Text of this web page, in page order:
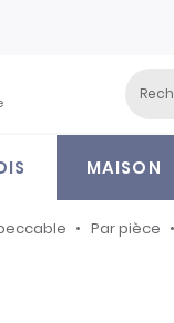
MAISON
Par pièce